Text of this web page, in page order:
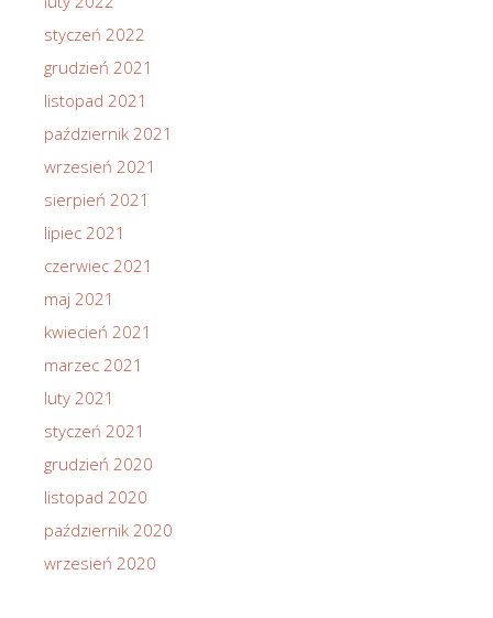
styczeń 2022
grudzień 2021
listopad 2021
październik 2021
wrzesień 2021
sierpień 2021
lipiec 2021
czerwiec 2021
maj 2021
kwiecień 2021
marzec 2021
luty 2021
styczeń 2021
grudzień 2020
listopad 2020
październik 2020
wrzesień 2020